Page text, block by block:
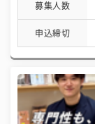
募集人数
申込締切